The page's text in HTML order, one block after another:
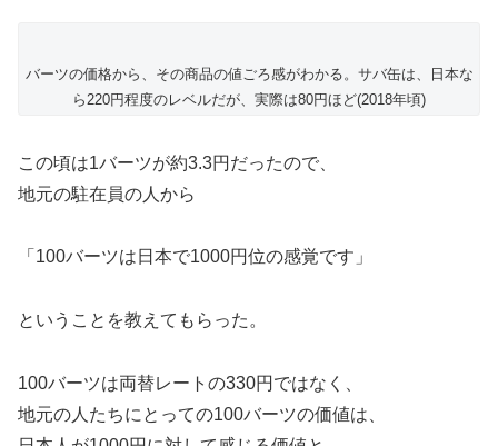
バーツの価格から、その商品の値ごろ感がわかる。サバ缶は、日本な
ら220円程度のレベルだが、実際は80円ほど(2018年頃)
この頃は1バーツが約3.3円だったので、
地元の駐在員の人から
「100バーツは日本で1000円位の感覚です」
ということを教えてもらった。
100バーツは両替レートの330円ではなく、
地元の人たちにとっての100バーツの価値は、